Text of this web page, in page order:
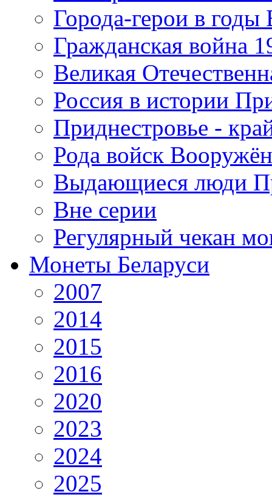
Города-герои в
Гражданская война
Великая
Россия в истории
Приднестровье -
Рода войск
Выдающиеся люди
Вне серии
Регулярный чекан
Монеты Беларуси
2007
2014
2015
2016
2020
2023
2024
2025